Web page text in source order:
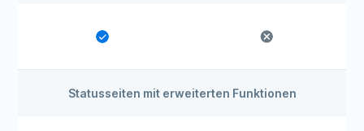
Statusseiten mit erweiterten Funktionen